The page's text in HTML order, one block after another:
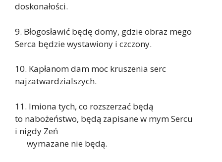
doskonałości.
9. Błogosławić będę domy, gdzie obraz mego
Serca będzie wystawiony i czczony.
10. Kapłanom dam moc kruszenia serc
najzatwardzialszych.
11. Imiona tych, co rozszerzać będą
to nabożeństwo, będą zapisane w mym Sercu
i nigdy Zeń
wymazane nie będą.